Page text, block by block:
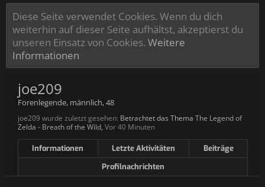
Diese Seite verwendet Cookies. Wenn du dich
weiterhin auf dieser Seite aufhältst, akzeptierst du
unseren Einsatz von Cookies. Weitere
Informationen
joe209
Forenlegende, männlich, 48
joe209 wurde zuletzt gesehen: Betrachtet das Thema The Legend of
Zelda - Breath of the Wild, Vor 40 Minuten
Informationen Letzte Aktivitäten
Beiträge
Profilnachrichten